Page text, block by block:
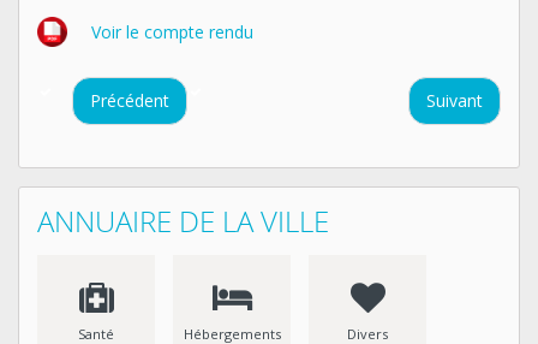
Voir le compte rendu
Précédent Suivant
ANNUAIRE DE LA VILLE
Santé Hébergements Divers